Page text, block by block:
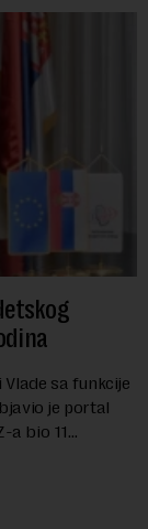
sa funkcije
je portal
a bio 11